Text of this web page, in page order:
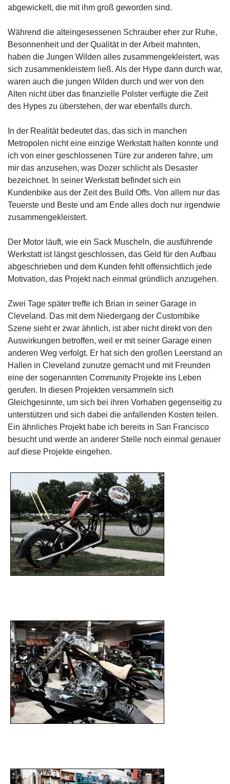
abgewickelt, die mit ihm groß geworden sind.
Während die alteingesessenen Schrauber eher zur Ruhe,
Besonnenheit und der Qualität in der Arbeit mahnten,
haben die Jungen Wilden alles zusammengekleistert, was
sich zusammenkleistern ließ. Als der Hype dann durch war,
waren auch die jungen Wilden durch und wer von den
Alten nicht über das finanzielle Polster verfügte die Zeit
des Hypes zu überstehen, der war ebenfalls durch.
In der Realität bedeutet das, das sich in manchen
Metropolen nicht eine einzige Werkstatt halten konnte und
ich von einer geschlossenen Türe zur anderen fahre, um
mir das anzusehen, was Dozer schlicht als Desaster
bezeichnet. In seiner Werkstatt befindet sich ein
Kundenbike aus der Zeit des Build Offs. Von allem nur das
Teuerste und Beste und am Ende alles doch nur irgendwie
zusammengekleistert.
Der Motor läuft, wie ein Sack Muscheln, die ausführende
Werkstatt ist längst geschlossen, das Geld für den Aufbau
abgeschrieben und dem Kunden fehlt offensichtlich jede
Motivation, das Projekt nach einmal gründlich anzugehen.
Zwei Tage später treffe ich Brian in seiner Garage in
Cleveland. Das mit dem Niedergang der Custombike
Szene sieht er zwar ähnlich, ist aber nicht direkt von den
Auswirkungen betroffen, weil er mit seiner Garage einen
anderen Weg verfolgt. Er hat sich den großen Leerstand an
Hallen in Cleveland zunutze gemacht und mit Freunden
eine der sogenannten Community Projekte ins Leben
gerufen. In diesen Projekten versammeln sich
Gleichgesinnte, um sich bei ihren Vorhaben gegenseitig zu
unterstützen und sich dabei die anfallenden Kosten teilen.
Ein ähnliches Projekt habe ich bereits in San Francisco
besucht und werde an anderer Stelle noch einmal genauer
auf diese Projekte eingehen.